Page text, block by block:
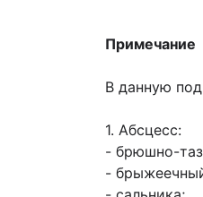
Примечание
В данную
1. Абсцесс:
- брюшно-
-